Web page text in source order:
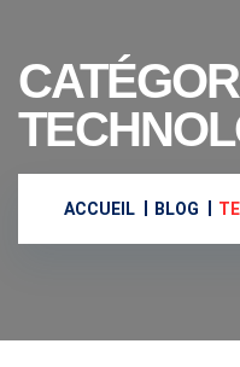
ACCUEIL BLOG